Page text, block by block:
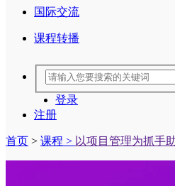
国际交流
课程转播
登录
注册
首页 > 课程 > 以项目管理为抓手